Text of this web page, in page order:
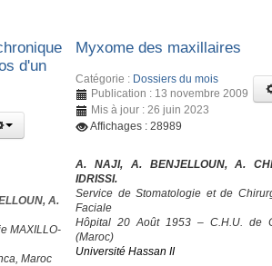
d'un
A.
MAXILLO-
Maroc
Myxome des maxillaires
Catégorie : Dossiers du mois
Publication : 13 novembre 2009
Mis à jour : 26 juin 2023
Affichages : 28989
A. NAJI, A. BENJELLOUN, A.
IDRISSI.
Service de Stomatologie et de
Faciale
Hôpital 20 Août 1953 – C.H.U. de
(Maroc)
Université Hassan II